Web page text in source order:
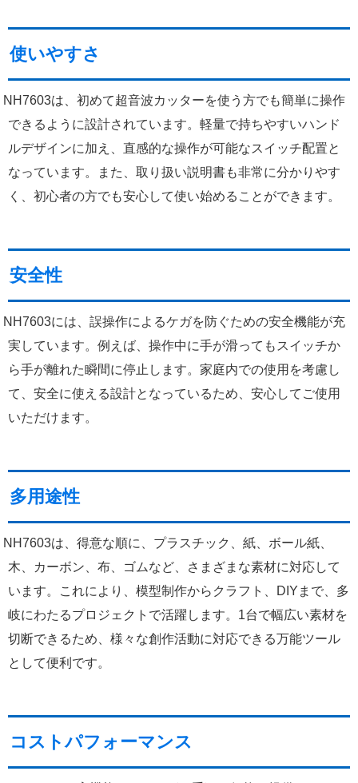
使いやすさ
NH7603は、初めて超音波カッターを使う方でも簡単に操作
できるように設計されています。軽量で持ちやすいハンド
ルデザインに加え、直感的な操作が可能なスイッチ配置と
なっています。また、取り扱い説明書も非常に分かりやす
く、初心者の方でも安心して使い始めることができます。
安全性
NH7603には、誤操作によるケガを防ぐための安全機能が充
実しています。例えば、操作中に手が滑ってもスイッチか
ら手が離れた瞬間に停止します。家庭内での使用を考慮し
て、安全に使える設計となっているため、安心してご使用
いただけます。
多用途性
NH7603は、得意な順に、プラスチック、紙、ボール紙、
木、カーボン、布、ゴムなど、さまざまな素材に対応して
います。これにより、模型制作からクラフト、DIYまで、多
岐にわたるプロジェクトで活躍します。1台で幅広い素材を
切断できるため、様々な創作活動に対応できる万能ツール
として便利です。
コストパフォーマンス